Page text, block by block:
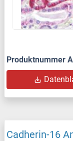
Produktnummer
Cadherin-16